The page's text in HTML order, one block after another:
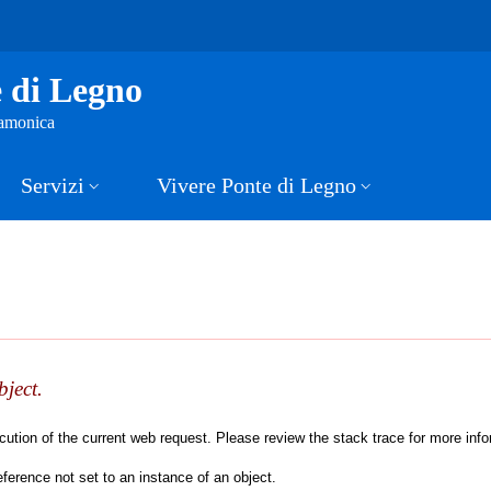
di Legno
Servizi Vivere Ponte di Legno
of the current web request. Please review the stack trace for more
not set to an instance of an object.